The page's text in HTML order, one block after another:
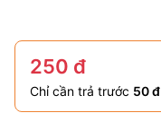
250 đ
Chỉ cần trả trước 50 đ